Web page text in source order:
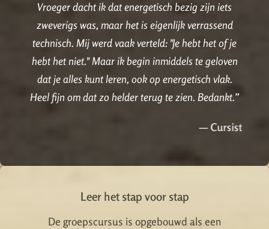
Vroeger dacht ik dat energetisch bezig zijn iets
zweverigs was, maar het is eigenlijk verrassend
technisch. Mij werd vaak verteld: "Je hebt het of je
hebt het niet." Maar ik begin inmiddels te geloven
dat je alles kunt leren, ook op energetisch vlak.
Heel fijn om dat zo helder terug te zien. Bedankt.”
— Cursist
Leer het stap voor stap
De groepscursus is opgebouwd als een